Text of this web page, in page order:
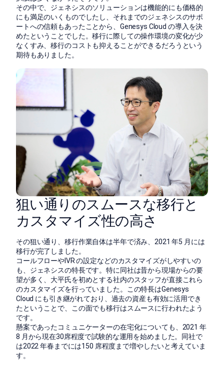
その中で、ジェネシスのソリューションは機能的にも価格的
にも満足のいくものでしたし、それまでのジェネシスのサポ
ートへの信頼もあったことから、Genesys Cloud の導入を決
めたということでした。移行に際しての操作環境の変化が少
なくすみ、移行のコストも抑えることができるだろうという
期待もありました。
狙い通りのスムースな移行と
カスタマイズ性の高さ
その狙い通り、移行作業自体は半年で済み、2021 年5 月には
移行が完了しました。
コールフローやIVR の設定などのカスタマイズがしやすいの
も、ジェネシスの特長です。特に同社は昔から現場からの要
望が多く、大平氏を初めとする社内のスタッフが直接これら
のカスタマイズを行っていました。この特長はGenesys
Cloud にも引き継がれており、過去の資産も有効に活用でき
たということで、この面でも移行はスムースに行われたよう
です。
懸案であったコミュニケーターの在宅化についても、2021 年
8 月から現在30席程度で試験的な運用を始めました。同社で
は2022 年春までには150 席程度まで増やしたいと考えていま
す。